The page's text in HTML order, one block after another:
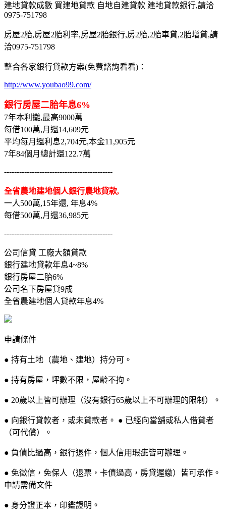
建地貸款成數 買建地貸款 自地自建貸款 建地貸款銀行,請洽
0975-751798
房屋2胎,房屋2胎利率,房屋2胎銀行,房2胎,2胎車貸,2胎增貸,請
洽0975-751798
整合各家銀行貸款方案(免費諮詢看看)：
http://www.youbao99.com/
銀行房屋二胎年息6%
7年本利攤,最高9000萬
每借100萬,月還14,609元
平均每月還利息2,704元,本金11,905元
7年84個月總計還122.7萬
-------------------------------------------
全省農地建地個人銀行農地貸款,
一人500萬,15年還, 年息4%
每借500萬,月還36,985元
-------------------------------------------
公司信貸 工廠大額貸款
銀行建地貸款年息4~8%
銀行房屋二胎6%
公司名下房屋貸9成
全省農建地個人貸款年息4%
申請條件
● 持有土地（農地、建地）持分可。
● 持有房屋，坪數不限，屋齡不拘。
● 20歲以上皆可辦理（沒有銀行65歲以上不可辦理的限制）。
● 向銀行貸款者，或未貸款者。 ● 已經向當舖或私人借貸者
（可代償）。
● 負債比過高，銀行退件，個人信用瑕疵皆可辦理。
● 免徵信，免保人（退票，卡債過高，房貸遲繳）皆可承作。
申請需備文件
● 身分證正本，印鑑證明。